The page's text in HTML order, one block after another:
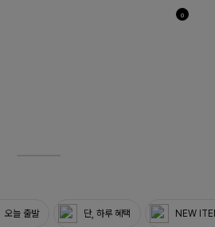
0
오늘 출발 단, 하루 혜택 NEW